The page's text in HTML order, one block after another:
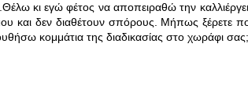
κι εγώ φέτος να αποπειραθώ την
και δεν διαθέτουν σπόρους. Μήπως
κομμάτια της διαδικασίας στο χωράφι